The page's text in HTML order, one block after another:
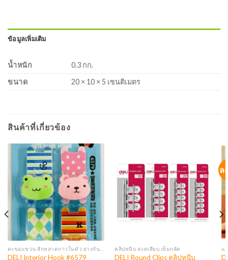
ข้อมูลเพิ่มเติม
น้ำหนัก
0.3 กก.
ขนาด
20 × 10 × 5 เซนติเมตร
สินค้าที่เกี่ยวข้อง
DELI Interior Hook #6579
คลิปหนีบ ลวดเสียบ เข็มกลัด
DELI Round Clips คลิปหนีบ
ล
แ